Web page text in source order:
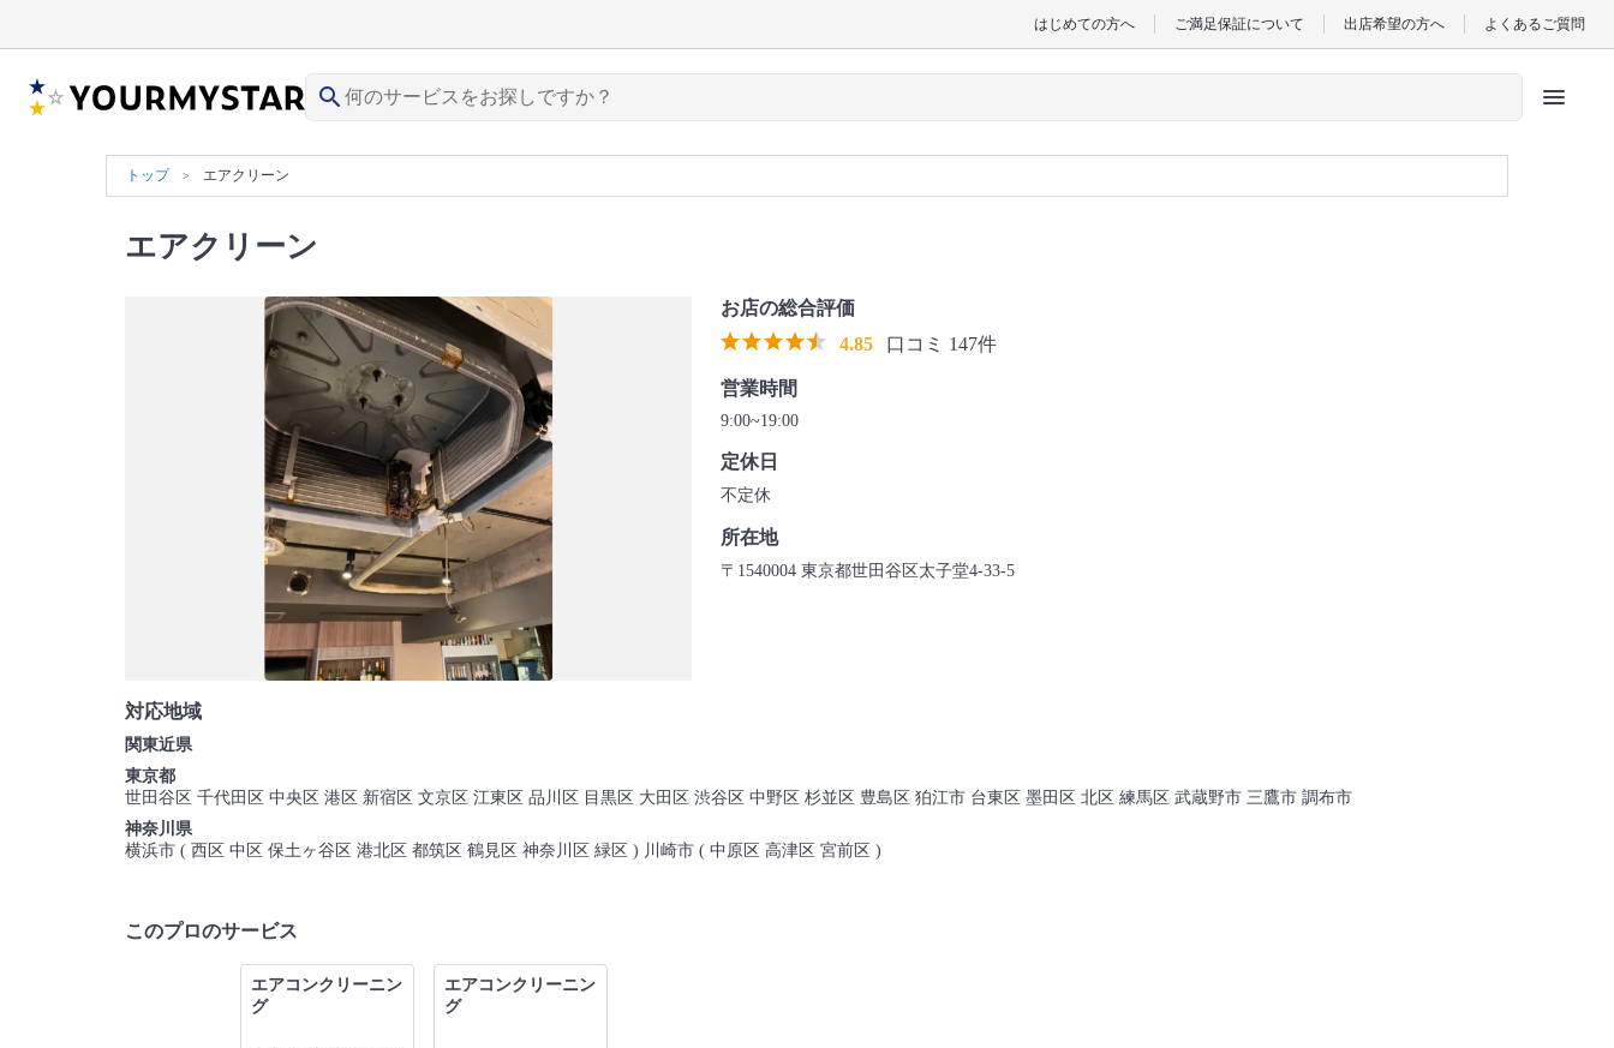
はじめての方へ ご満足保証について 出店希望の方へ よくあるご質問
search menu
トップ エアクリーン
エアクリーン
お店の総合評価
4.85
口コミ 147件
営業時間
9:00~19:00
定休日
不定休
所在地
〒1540004 東京都世田谷区太子堂4-33-5
対応地域
関東近県
東京都
世田谷区 千代田区 中央区 港区 新宿区 文京区 江東区 品川区 目黒区 大田区 渋谷区 中野区 杉並区 豊島区 狛江市 台東区 墨田区 北区 練馬区 武蔵野市 三鷹市 調布市
神奈川県
横浜市 ( 西区 中区 保土ヶ谷区 港北区 都筑区 鶴見区 神奈川区 緑区 ) 川崎市 ( 中原区 高津区 宮前区 )
このプロのサービス
エアコンクリーニン
グ
エアコンクリーニン
グ